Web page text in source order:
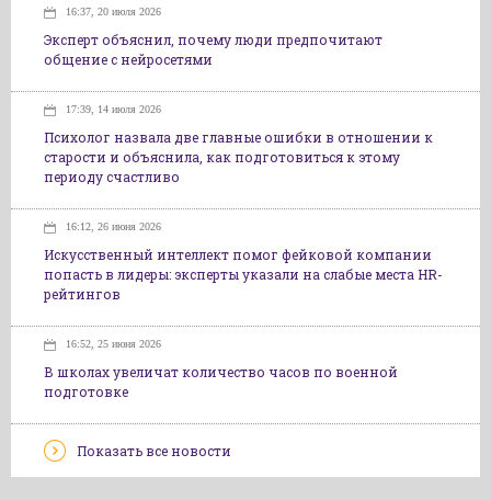
16:37, 20 июля 2026
Эксперт объяснил, почему люди предпочитают
общение с нейросетями
17:39, 14 июля 2026
Психолог назвала две главные ошибки в отношении к
старости и объяснила, как подготовиться к этому
периоду счастливо
16:12, 26 июня 2026
Искусственный интеллект помог фейковой компании
попасть в лидеры: эксперты указали на слабые места HR-
рейтингов
16:52, 25 июня 2026
В школах увеличат количество часов по военной
подготовке
Показать все новости